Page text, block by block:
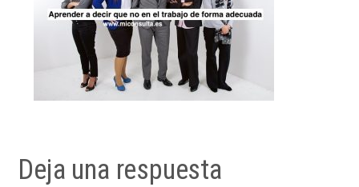
Deja una respuesta